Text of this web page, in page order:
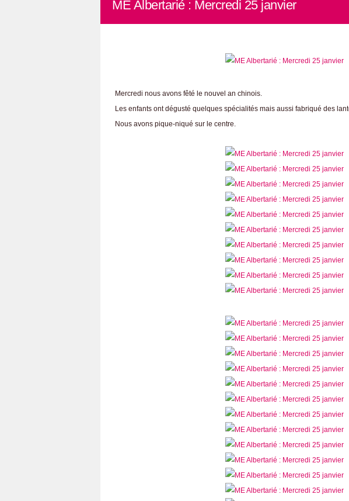
ME Albertarié : Mercredi 25 janvier
Mercredi nous avons fêté le nouvel an chinois.
Les enfants ont dégusté quelques spécialités mais aussi fabriqué des
Nous avons pique-niqué sur le centre.